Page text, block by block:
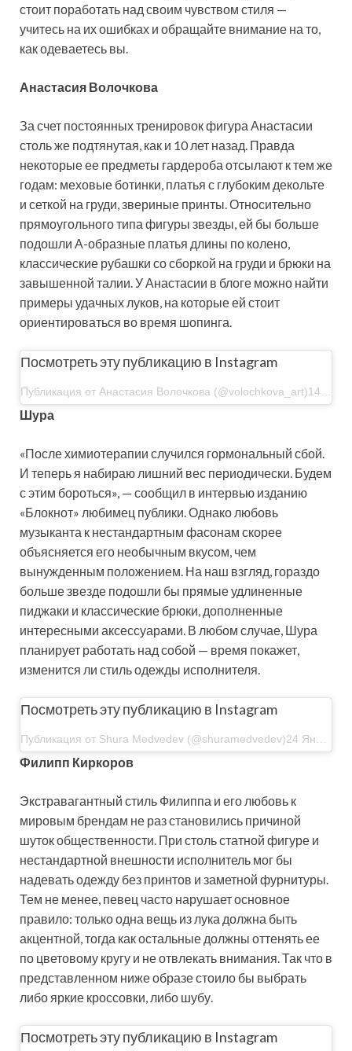
стоит поработать над своим чувством стиля —
учитесь на их ошибках и обращайте внимание на то,
как одеваетесь вы.
Анастасия Волочкова
За счет постоянных тренировок фигура Анастасии
столь же подтянутая, как и 10 лет назад. Правда
некоторые ее предметы гардероба отсылают к тем же
годам: меховые ботинки, платья с глубоким декольте
и сеткой на груди, звериные принты. Относительно
прямоугольного типа фигуры звезды, ей бы больше
подошли А-образные платья длины по колено,
классические рубашки со сборкой на груди и брюки на
завышенной талии. У Анастасии в блоге можно найти
примеры удачных луков, на которые ей стоит
ориентироваться во время шопинга.
Посмотреть эту публикацию в Instagram
Шура
«После химиотерапии случился гормональный сбой.
И теперь я набираю лишний вес периодически. Будем
с этим бороться», — сообщил в интервью изданию
«Блокнот» любимец публики. Однако любовь
музыканта к нестандартным фасонам скорее
объясняется его необычным вкусом, чем
вынужденным положением. На наш взгляд, гораздо
больше звезде подошли бы прямые удлиненные
пиджаки и классические брюки, дополненные
интересными аксессуарами. В любом случае, Шура
планирует работать над собой — время покажет,
изменится ли стиль одежды исполнителя.
Посмотреть эту публикацию в Instagram
Филипп Киркоров
Экстравагантный стиль Филиппа и его любовь к
мировым брендам не раз становились причиной
шуток общественности. При столь статной фигуре и
нестандартной внешности исполнитель мог бы
надевать одежду без принтов и заметной фурнитуры.
Тем не менее, певец часто нарушает основное
правило: только одна вещь из лука должна быть
акцентной, тогда как остальные должны оттенять ее
по цветовому кругу и не отвлекать внимания. Так что в
представленном ниже образе стоило бы выбрать
либо яркие кроссовки, либо шубу.
Посмотреть эту публикацию в Instagram